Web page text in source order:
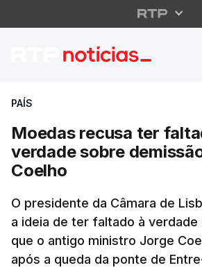
Moedas
PAÍS
Moedas recusa ter
verdade sobre
Coelho
O presidente da Câmara de
a ideia de ter faltado à verdade
que o antigo ministro Jorge
após a queda da ponte de